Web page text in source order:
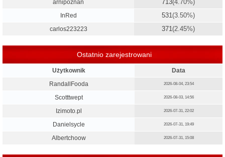
arnipoznań 713(4.70%)
InRed 531(3.50%)
carlos223223 371(2.45%)
Ostatnio zarejestrowani
Użytkownik
Data
RandallFooda
2026-08-04, 23:54
Scotttwept 2026-08-03, 14:56
Izimoto.pl 2026-07-31, 22:02
Danielsycle 2026-07-31, 19:49
Albertchoow 2026-07-31, 15:08